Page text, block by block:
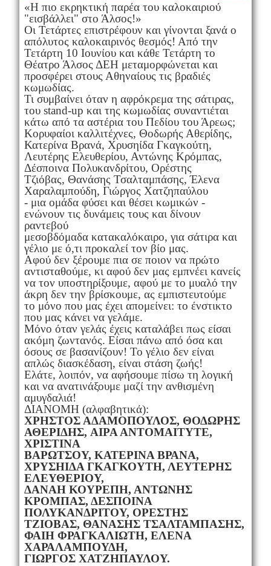
«Η πιο εκρηκτική παρέα του καλοκαιριού
"εισβάλλει" στο Άλσος!»
Οι Τετάρτες επιστρέφουν και γίνονται ξανά ο
απόλυτος καλοκαιρινός θεσμός! Από την
Τετάρτη 10 Ιουνίου και κάθε Τετάρτη το
Θέατρο Άλσος ΔΕΗ μεταμορφώνεται και
προσφέρει στους Αθηναίους τις βραδιές
κωμωδίας.
Τι συμβαίνει όταν η αφρόκρεμα της σάτιρας,
του stand-up και της κωμωδίας συναντιέται
κάτω από τα αστέρια του Πεδίου του Άρεως;
Κορυφαίοι καλλιτέχνες, Θοδωρής Αθερίδης,
Κατερίνα Βρανά, Χρυσηίδα Γκαγκούτη,
Λευτέρης Ελευθερίου, Αντώνης Κρόμπας,
Δέσποινα Πολυκανδρίτου, Ορέστης
Τζιόβας, Θανάσης Τσαλταμπάσης, Έλενα
Χαραλαμπούδη, Γιώργος Χατζηπαύλου
- μια ομάδα φύσει και θέσει κωμικών -
ενώνουν τις δυνάμεις τους και δίνουν
ραντεβού
μεσοβδόμαδα κατακαλόκαιρο, για σάτιρα και
γέλιο με ό,τι προκαλεί τον βίο μας.
Αφού δεν ξέρουμε πια σε ποιον να πρώτο
αντισταθούμε, κι αφού δεν μας εμπνέει κανείς
να τον υποστηρίξουμε, αφού με το μυαλό την
άκρη δεν την βρίσκουμε, ας εμπιστευτούμε
το μόνο που μας έχει απομείνει: το ένστικτο
που μας κάνει να γελάμε.
Μόνο όταν γελάς έχεις καταλάβει πως είσαι
ακόμη ζωντανός. Είσαι πάνω από όσα και
όσους σε βασανίζουν! Το γέλιο δεν είναι
απλώς διασκέδαση, είναι στάση ζωής!
Ελάτε, λοιπόν, να αφήσουμε πίσω τη λογική
και να ανατινάξουμε μαζί την ανθισμένη
αμυγδαλιά!
ΔΙΑΝΟΜΗ (αλφαβητικά):
ΧΡΗΣΤΟΣ ΑΔΑΜΟΠΟΥΛΟΣ, ΘΟΔΩΡΗΣ
ΑΘΕΡΙΔΗΣ, AIPA ANTOMAITYTE,
ΧΡΙΣΤΙΝΑ
ΒΑΡΩΤΣΟΥ, ΚΑΤΕΡΙΝΑ ΒΡΑΝΑ,
ΧΡΥΣΗΙΔΑ ΓΚΑΓΚΟΥΤΗ, ΛΕΥΤΕΡΗΣ
ΕΛΕΥΘΕΡΙΟΥ,
ΔΑΝΑΗ ΚΟΥΡΕΠΗ, ΑΝΤΩΝΗΣ
ΚΡΟΜΠΑΣ, ΔΕΣΠΟΙΝΑ
ΠΟΛΥΚΑΝΔΡΙΤΟΥ, ΟΡΕΣΤΗΣ
ΤΖΙΟΒΑΣ, ΘΑΝΑΣΗΣ ΤΣΑΛΤΑΜΠΑΣΗΣ,
ΦΑΙΗ ΦΡΑΓΚΑΛΙΩΤΗ, ΕΛΕΝΑ
ΧΑΡΑΛΑΜΠΟΥΔΗ,
ΓΙΩΡΓΟΣ ΧΑΤΖΗΠΑΥΛΟΥ.